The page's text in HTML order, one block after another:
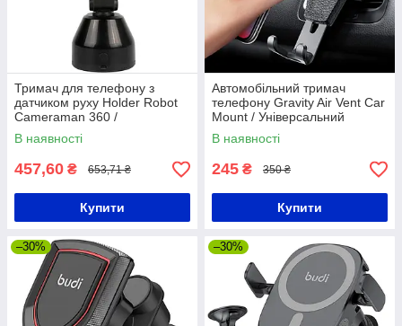
Тримач для телефону з
датчиком руху Holder Robot
Cameraman 360 /
Поворотний штатив для
смартфона
В наявності
457,60 ₴ 653,71 ₴
Купити
Автомобільний тримач
телефону Gravity Air Vent Car
Mount / Універсальний
автотримач на решітку
вентиляції
В наявності
245 ₴ 350 ₴
Купити
–30% –30%